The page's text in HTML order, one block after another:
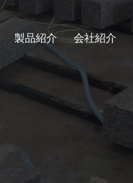
製品紹介 会社紹介